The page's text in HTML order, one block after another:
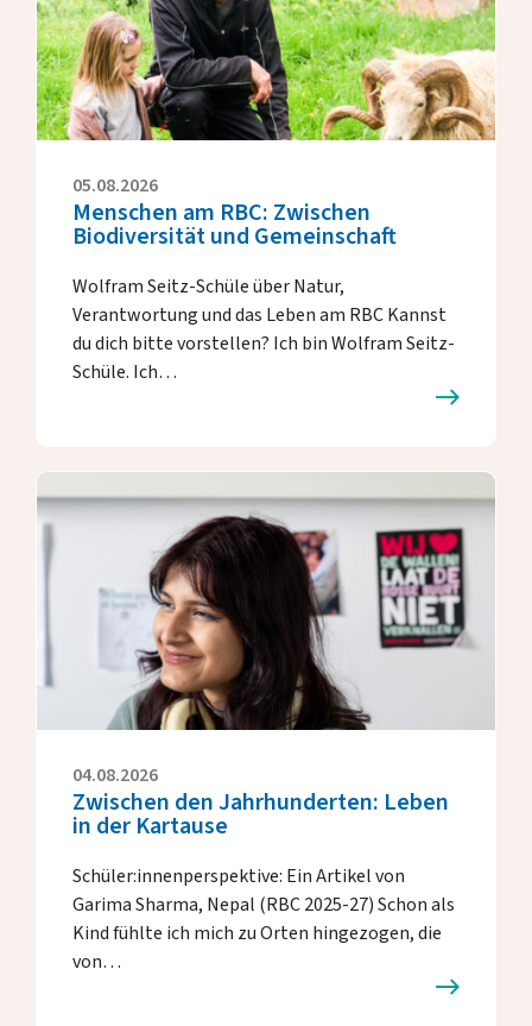
Eckdaten
Presse
Jahresberichte
Fördern & Unterstützen
Über uns
Kontakt
Spenden
EN
05.08.2026
Menschen am RBC: Zwischen
Biodiversität und Gemeinschaft
Wolfram Seitz-Schüle über Natur,
Verantwortung und das Leben am RBC Kannst
du dich bitte vorstellen? Ich bin Wolfram Seitz-
Schüle. Ich…
04.08.2026
Zwischen den Jahrhunderten: Leben
in der Kartause
Schüler:innenperspektive: Ein Artikel von
Garima Sharma, Nepal (RBC 2025-27) Schon als
Kind fühlte ich mich zu Orten hingezogen, die
von…